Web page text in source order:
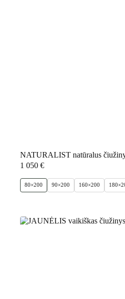
NATURALIST natūralus
1 050 €
80×200 90×200 160×200